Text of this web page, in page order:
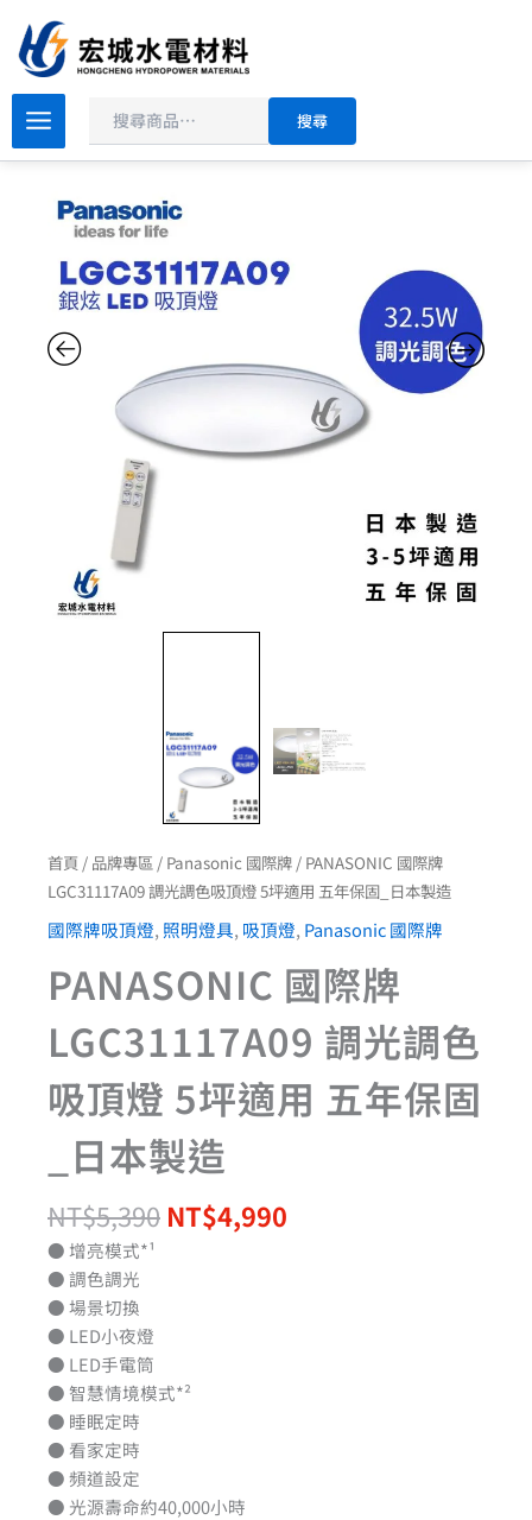
要
容
尋
搜尋
首頁 / 品牌專區 / Panasonic 國際牌 / PANASONIC 國際牌
LGC31117A09 調光調色吸頂燈 5坪適用 五年保固_日本製造
國際牌吸頂燈, 照明燈具, 吸頂燈, Panasonic 國際牌
PANASONIC 國際牌
LGC31117A09 調光調色
吸頂燈 5坪適用 五年保固
_日本製造
NT$5,390
始
價
NT$5,390。
NT$4,990
目
前
價
● 增亮模式*¹
● 調色調光
● 場景切換
● LED小夜燈
● LED手電筒
● 智慧情境模式*²
● 睡眠定時
● 看家定時
● 頻道設定
● 光源壽命約40,000小時
PANASONIC
國
際
LGC31117A09
調
調
色
吸
頂
燈
日
本